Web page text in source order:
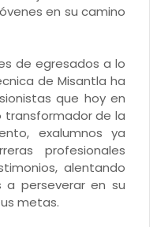
en su camino
de egresados a lo
de Misantla ha
que hoy en
de la
exalumnos ya
profesionales
alentando
perseverar en su
metas.